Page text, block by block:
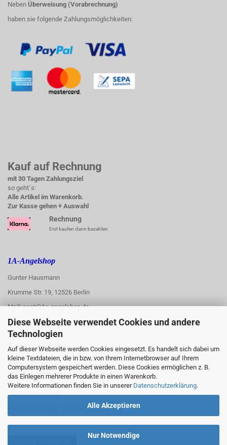
Diese Webseite verwendet Cookies und andere
Technologien
Auf dieser Webseite werden Cookies eingesetzt. Es handelt sich dabei um
kleine Textdateien, die in bzw. von Ihrem Internetbrowser auf Ihrem
Computersystem gespeichert werden. Diese Cookies ermöglichen z. B.
das Einlegen mehrerer Produkte in einen Warenkorb.
Weitere Informationen finden Sie in unserer Datenschutzerklärung.
Alle Akzeptieren
Nur Notwendige
Neben Überweisung (Vorabrechnung)
haben sie folgende Zahlungsmöglichkeiten:
Kauf auf Rechnung
mit 30 Tagen Zahlungsziel
so geht´s:
Alle Artikel im Warenkorb.
Zur Kasse gehen + Auswahl
Rechnung
Erst kaufen dann bezahlen
1A-Angelshop
Gunter Hausmann
Krumme Str. 19, 12526 Berlin
Mail: post@1a-angelshop.de
1A-Angelshop-
Ladengeschäft::
Regattastr. 66
12527 Berlin
Tel.: 030/67890006
Mobil/WhatsApp: 0176 550 90 773